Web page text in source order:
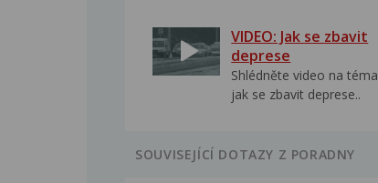
VIDEO: Jak se zbavit
deprese
Shlédněte video na téma
jak se zbavit deprese..
SOUVISEJÍCÍ DOTAZY Z PORADNY